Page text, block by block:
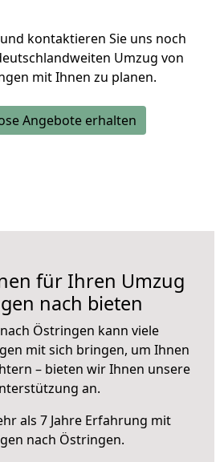
und kontaktieren Sie uns noch
Umzug von
mit Ihnen zu planen.
Angebote erhalten
für Ihren Umzug
nach bieten
nach Östringen kann viele
mit sich bringen, um Ihnen
– bieten wir Ihnen unsere
an.
als 7 Jahre Erfahrung mit
nach Östringen.